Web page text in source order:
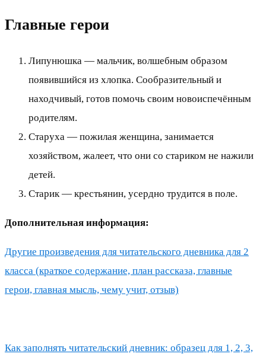
Главные герои
Липунюшка — мальчик, волшебным образом
появившийся из хлопка. Сообразительный и
находчивый, готов помочь своим новоиспечённым
родителям.
Старуха — пожилая женщина, занимается
хозяйством, жалеет, что они со стариком не нажили
детей.
Старик — крестьянин, усердно трудится в поле.
Дополнительная информация:
Другие произведения для читательского дневника для 2
класса (краткое содержание, план рассказа, главные
герои, главная мысль, чему учит, отзыв)
Как заполнять читательский дневник: образец для 1, 2, 3,